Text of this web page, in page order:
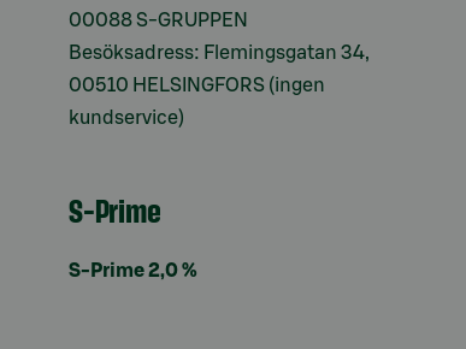
00088 S-GRUPPEN
Besöksadress: Flemingsgatan 34,
00510 HELSINGFORS (ingen
kundservice)
S-Prime
S-Prime 2,0 %